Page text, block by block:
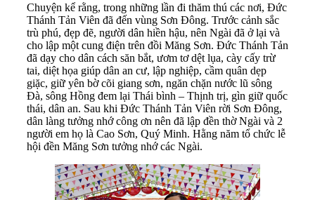
Chuyện kể rằng, trong những lần đi thăm thú các nơi, Đức
Thánh Tản Viên đã đến vùng Sơn Đông. Trước cảnh sắc
trù phú, đẹp đẽ, người dân hiền hậu, nên Ngài đã ở lại và
cho lập một cung điện trên đồi Măng Sơn. Đức Thánh Tản
đã dạy cho dân cách săn bắt, ươm tơ dệt lụa, cày cấy trừ
tai, diệt họa giúp dân an cư, lập nghiệp, cầm quân dẹp
giặc, giữ yên bờ cõi giang sơn, ngăn chặn nước lũ sông
Đà, sông Hồng đem lại Thái bình – Thịnh trị, gìn giữ quốc
thái, dân an. Sau khi Đức Thánh Tản Viên rời Sơn Đông,
dân làng tưởng nhớ công ơn nên đã lập đền thờ Ngài và 2
người em họ là Cao Sơn, Quý Minh. Hằng năm tổ chức lễ
hội đền Măng Sơn tưởng nhớ các Ngài.